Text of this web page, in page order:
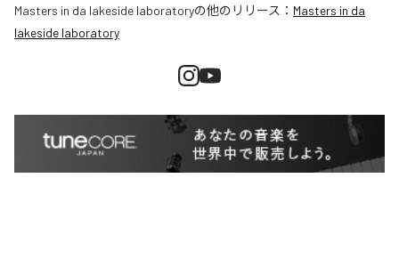
Masters in da lakeside laboratoryの他のリリース： Masters in da
lakeside laboratory